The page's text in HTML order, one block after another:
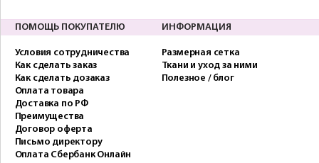
ПОМОЩЬ ПОКУПАТЕЛЮ
Условия сотрудничества
Как сделать заказ
Как сделать дозаказ
Оплата товара
Доставка по РФ
Преимущества
Договор оферта
Письмо директору
Оплата Сбербанк Онлайн
ИНФОРМАЦИЯ
Размерная сетка
Ткани и уход за ними
Полезное / блог